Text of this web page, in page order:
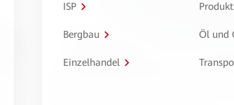
ISP
Bergbau Öl und
Einzelhandel